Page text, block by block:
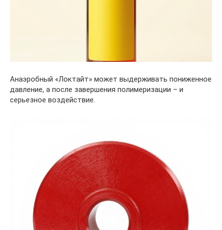
Анаэробный «Локтайт» может выдерживать пониженное
давление, а после завершения полимеризации – и
серьезное воздействие.